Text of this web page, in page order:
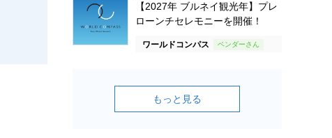
【2027年 ブルネイ観光年】プレ
ローンチセレモニーを開催！
ワールドコンパス
もっと見る